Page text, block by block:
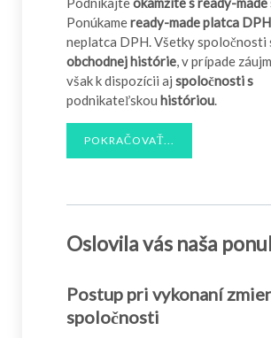
Ponúkameready-made platca DPH
neplatca DPH. Všetky spoločnosti
obchodnej histórie , v prípade
však k dispozícii aj spoločnosti s
podnikateľskou históriou
POKRAČOVAŤ...
Oslovila vás naša
Postup pri vykonaní
spoločnosti